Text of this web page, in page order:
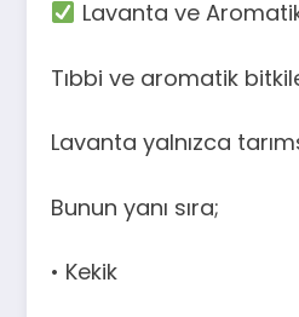
Lavanta ve
Tıbbi ve aromatik
Lavanta yalnızca
Bunun yanı sıra;
• Kekik